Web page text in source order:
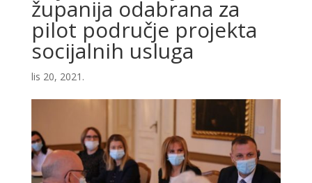
županija odabrana za
pilot područje projekta
socijalnih usluga
lis 20, 2021.